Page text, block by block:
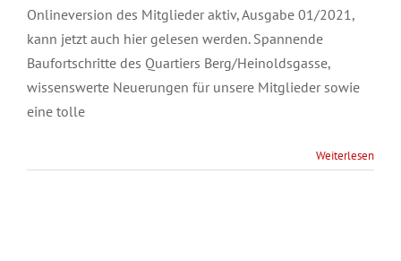
Onlineversion des Mitglieder aktiv, Ausgabe 01/2021,
kann jetzt auch hier gelesen werden. Spannende
Baufortschritte des Quartiers Berg/Heinoldsgasse,
wissenswerte Neuerungen für unsere Mitglieder sowie
eine tolle
Weiterlesen